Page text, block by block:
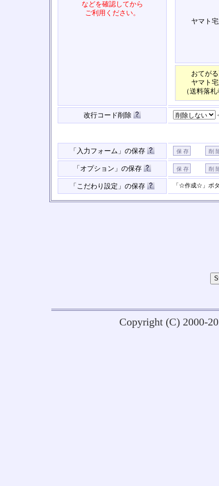
などを確認してから
ご利用ください。
ヤマト
おてが
ヤマト
（送料落
改行コード削除
「入力フォーム」の保存
「オプション」の保存
「こだわり設定」の保存 「☆作成☆」ボ
Copyright (C) 2000-